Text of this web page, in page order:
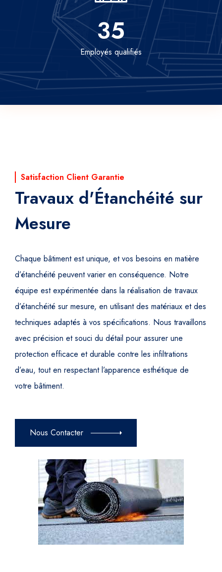
35
Employés qualifiés
Satisfaction Client Garantie
Travaux d'Étanchéité sur
Mesure
Chaque bâtiment est unique, et vos besoins en matière
d’étanchéité peuvent varier en conséquence. Notre
équipe est expérimentée dans la réalisation de travaux
d’étanchéité sur mesure, en utilisant des matériaux et des
techniques adaptés à vos spécifications. Nous travaillons
avec précision et souci du détail pour assurer une
protection efficace et durable contre les infiltrations
d’eau, tout en respectant l’apparence esthétique de
votre bâtiment.
Nous Contacter